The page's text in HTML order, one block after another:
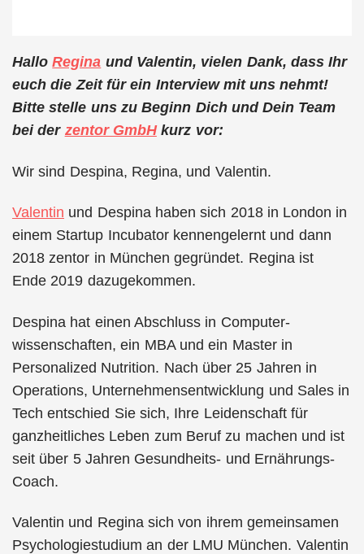
HalloRegina und Valentin, vielen Dank, dass Ihr
euch die Zeit für ein Interview mit uns nehmt!
Bitte stelle uns zu Beginn Dich und Dein Team
bei der zentor GmbHkurz vor:
Wir sind Despina, Regina, und Valentin.
Valentin und Despina haben sich 2018 in London in
einem Startup Incubator kennengelernt und dann
2018 zentor in München gegründet. Regina ist
Ende 2019 dazugekommen.
Despina hat einen Abschluss in Computer-
wissenschaften, ein MBA und ein Master in
Personalized Nutrition. Nach über 25 Jahren in
Operations, Unternehmensentwicklung und Sales in
Tech entschied Sie sich, Ihre Leidenschaft für
ganzheitliches Leben zum Beruf zu machen und ist
seit über 5 Jahren Gesundheits- und Ernährungs-
Coach.
Valentin und Regina sich von ihrem gemeinsamen
Psychologiestudium an der LMU München. Valentin